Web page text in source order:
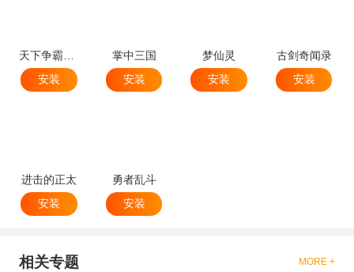
天下争霸三国志
安装
掌中三国
安装
梦仙灵
安装
古剑奇闻录
安装
进击的正太
安装
勇者乱斗
安装
相关专题 MORE +